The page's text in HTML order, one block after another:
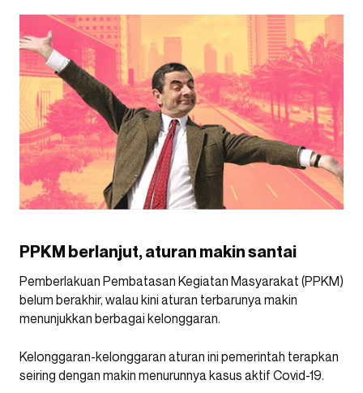
PPKM berlanjut, aturan makin santai
Pemberlakuan Pembatasan Kegiatan Masyarakat (PPKM)
belum berakhir, walau kini aturan terbarunya makin
menunjukkan berbagai kelonggaran.
Kelonggaran-kelonggaran aturan ini pemerintah terapkan
seiring dengan makin menurunnya kasus aktif Covid-19.